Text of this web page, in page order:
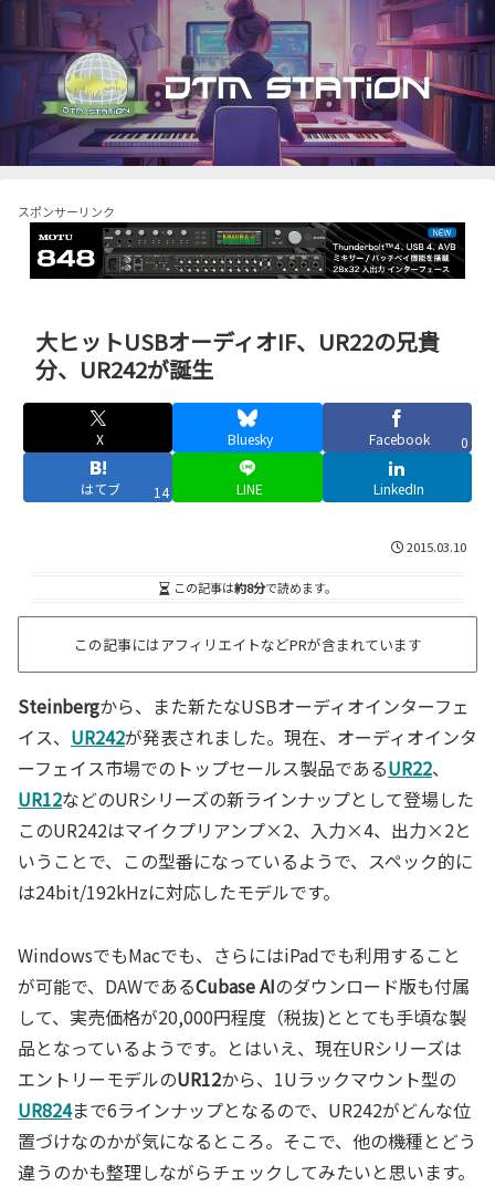
スポンサーリンク
大ヒットUSBオーディオIF、UR22の兄貴
分、UR242が誕生
X Bluesky Facebook 0
はてブ 14 LINE LinkedIn
2015.03.10
この記事は約8分で読めます。
この記事にはアフィリエイトなどPRが含まれています
Steinbergから、また新たなUSBオーディオインターフェ
イス、 UR242が発表されました。現在、オーディオインタ
ーフェイス市場でのトップセールス製品であるUR22、
UR12などのURシリーズの新ラインナップとして登場した
このUR242はマイクプリアンプ×2、入力×4、出力×2と
いうことで、この型番になっているようで、スペック的に
は24bit/192kHzに対応したモデルです。
WindowsでもMacでも、さらにはiPadでも利用すること
が可能で、DAWであるCubase AIのダウンロード版も付属
して、実売価格が20,000円程度（税抜)ととても手頃な製
品となっているようです。とはいえ、現在URシリーズは
エントリーモデルのUR12から、1Uラックマウント型の
UR824まで6ラインナップとなるので、UR242がどんな位
置づけなのかが気になるところ。そこで、他の機種とどう
違うのかも整理しながらチェックしてみたいと思います。